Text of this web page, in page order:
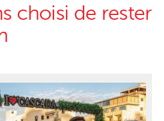
choisi de rester